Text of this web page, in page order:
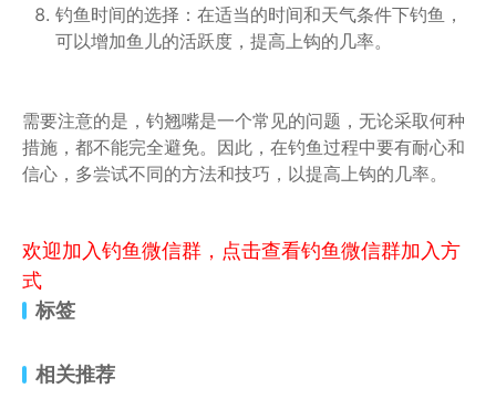
钓鱼时间的选择：在适当的时间和天气条件下钓鱼，
可以增加鱼儿的活跃度，提高上钩的几率。
需要注意的是，钓翘嘴是一个常见的问题，无论采取何种
措施，都不能完全避免。因此，在钓鱼过程中要有耐心和
信心，多尝试不同的方法和技巧，以提高上钩的几率。
欢迎加入钓鱼微信群，点击查看钓鱼微信群加入方
式
标签
相关推荐